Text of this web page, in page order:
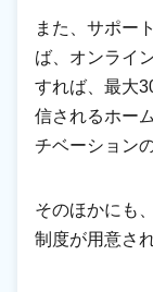
また、サポー
ば、オンライ
すれば、最大
信されるホー
チベーション
そのほかにも
制度が用意さ